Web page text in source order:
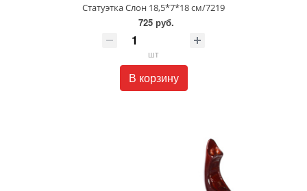
Статуэтка Слон 18,5*7*18 см/7219
725 руб.
шт
В корзину